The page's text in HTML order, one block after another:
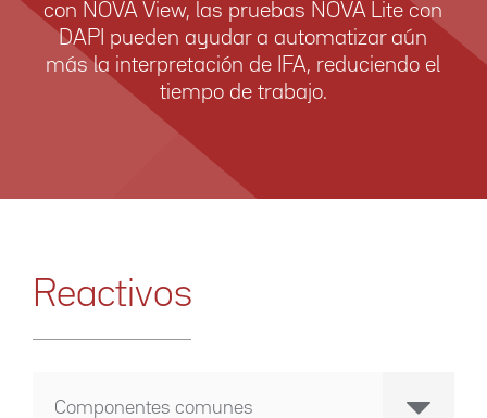
con NOVA View, las pruebas NOVA Lite con
DAPI pueden ayudar a automatizar aún
más la interpretación de IFA, reduciendo el
tiempo de trabajo.
Reactivos
Componentes comunes